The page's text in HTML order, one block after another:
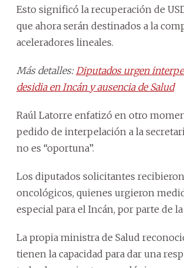
Esto significó la recuperación de
que ahora serán destinados a la
aceleradores lineales.
Más detalles: Diputados urgen
desidia en Incán y ausencia de Salud
Raúl Latorre enfatizó en otro
pedido de interpelación a la
no es “oportuna”.
Los diputados solicitantes
oncológicos, quienes urgieron
especial para el Incán, por parte de
La propia ministra de Salud
tienen la capacidad para dar una